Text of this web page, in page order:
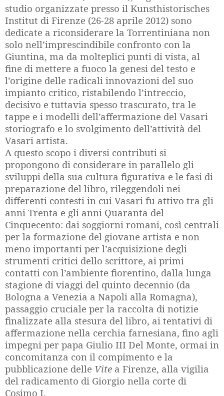
studio organizzate presso il Kunsthistorisches
Institut di Firenze (26-28 aprile 2012) sono
dedicate a riconsiderare la Torrentiniana non
solo nell’imprescindibile confronto con la
Giuntina, ma da molteplici punti di vista, al
fine di mettere a fuoco la genesi del testo e
l’origine delle radicali innovazioni del suo
impianto critico, ristabilendo l’intreccio,
decisivo e tuttavia spesso trascurato, tra le
tappe e i modelli dell’affermazione del Vasari
storiografo e lo svolgimento dell’attività del
Vasari artista.
A questo scopo i diversi contributi si
propongono di considerare in parallelo gli
sviluppi della sua cultura figurativa e le fasi di
preparazione del libro, rileggendoli nei
differenti contesti in cui Vasari fu attivo tra gli
anni Trenta e gli anni Quaranta del
Cinquecento: dai soggiorni romani, così centrali
per la formazione del giovane artista e non
meno importanti per l’acquisizione degli
strumenti critici dello scrittore, ai primi
contatti con l’ambiente fiorentino, dalla lunga
stagione di viaggi del quinto decennio (da
Bologna a Venezia a Napoli alla Romagna),
passaggio cruciale per la raccolta di notizie
finalizzate alla stesura del libro, ai tentativi di
affermazione nella cerchia farnesiana, fino agli
impegni per papa Giulio III Del Monte, ormai in
concomitanza con il compimento e la
pubblicazione delle Vite a Firenze, alla vigilia
del radicamento di Giorgio nella corte di
Cosimo I.